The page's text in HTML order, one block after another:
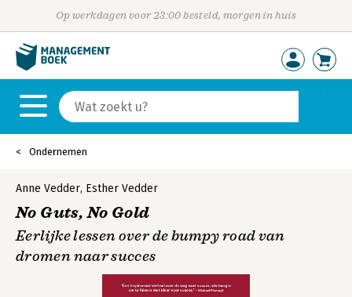
Op werkdagen voor 23:00 besteld, morgen in huis
Ondernemen
Anne Vedder, Esther Vedder
No Guts, No Gold
Eerlijke lessen over de bumpy road van
dromen naar succes